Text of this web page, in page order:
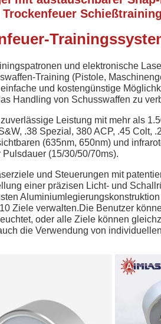
Trockenfeuer
und elektronische
Training (Pistole,
und kostengünstige
Handling von Schusswaffen zu
Leistung mit mehr als
.38 Spezial, 380 ACP, .45 Colt,
(635nm, 650nm) und
(15/30/50/70ms).
und Steuerungen mit
einer präzisen Licht- und
Ziele verwalten.Die Benutzer
oder alle Ziele können
die Verwendung von